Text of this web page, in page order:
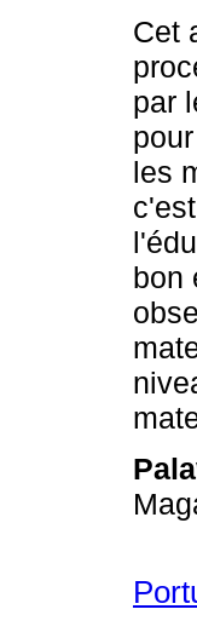
Cet
par
les
bon